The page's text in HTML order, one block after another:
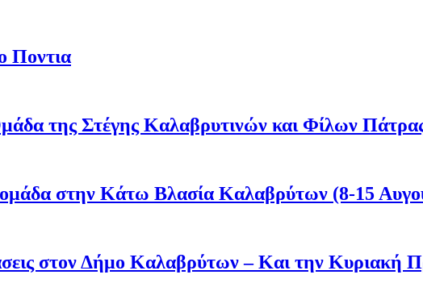
Ποντια
της Στέγης Καλαβρυτινών και Φίλων
στην Κάτω Βλασία Καλαβρύτων (8-15
στον Δήμο Καλαβρύτων – Και την